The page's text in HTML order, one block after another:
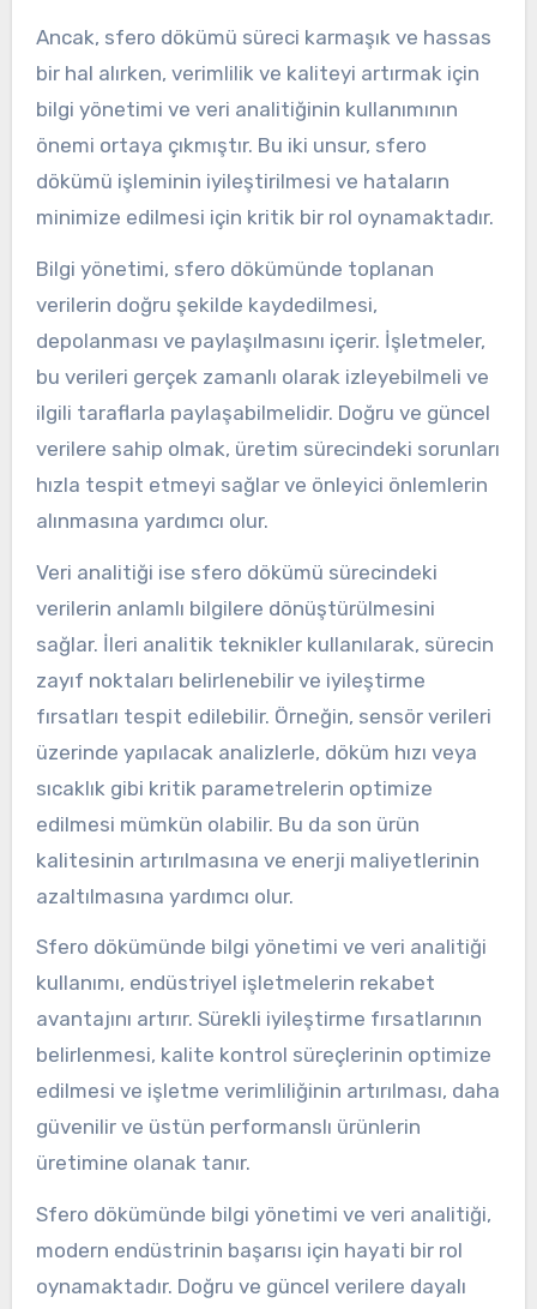
Ancak, sfero dökümü süreci karmaşık ve hassas
bir hal alırken, verimlilik ve kaliteyi artırmak için
bilgi yönetimi ve veri analitiğinin kullanımının
önemi ortaya çıkmıştır. Bu iki unsur, sfero
dökümü işleminin iyileştirilmesi ve hataların
minimize edilmesi için kritik bir rol oynamaktadır.
Bilgi yönetimi, sfero dökümünde toplanan
verilerin doğru şekilde kaydedilmesi,
depolanması ve paylaşılmasını içerir. İşletmeler,
bu verileri gerçek zamanlı olarak izleyebilmeli ve
ilgili taraflarla paylaşabilmelidir. Doğru ve güncel
verilere sahip olmak, üretim sürecindeki sorunları
hızla tespit etmeyi sağlar ve önleyici önlemlerin
alınmasına yardımcı olur.
Veri analitiği ise sfero dökümü sürecindeki
verilerin anlamlı bilgilere dönüştürülmesini
sağlar. İleri analitik teknikler kullanılarak, sürecin
zayıf noktaları belirlenebilir ve iyileştirme
fırsatları tespit edilebilir. Örneğin, sensör verileri
üzerinde yapılacak analizlerle, döküm hızı veya
sıcaklık gibi kritik parametrelerin optimize
edilmesi mümkün olabilir. Bu da son ürün
kalitesinin artırılmasına ve enerji maliyetlerinin
azaltılmasına yardımcı olur.
Sfero dökümünde bilgi yönetimi ve veri analitiği
kullanımı, endüstriyel işletmelerin rekabet
avantajını artırır. Sürekli iyileştirme fırsatlarının
belirlenmesi, kalite kontrol süreçlerinin optimize
edilmesi ve işletme verimliliğinin artırılması, daha
güvenilir ve üstün performanslı ürünlerin
üretimine olanak tanır.
Sfero dökümünde bilgi yönetimi ve veri analitiği,
modern endüstrinin başarısı için hayati bir rol
oynamaktadır. Doğru ve güncel verilere dayalı